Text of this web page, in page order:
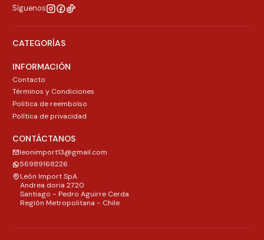
Síguenos
CATEGORÍAS
INFORMACIÓN
Contacto
Términos y Condiciones
Politica de reembolso
Política de privacidad
CONTÁCTANOS
leonimport13@gmail.com
56989168226
León Import SpA
Andrea doria 2720
Santiago - Pedro Aguirre Cerda
Región Metropolitana - Chile